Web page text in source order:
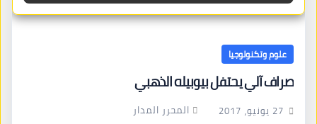
علوم وتكنولوجيا
صراف آلي يحتفل بيوبيله الذهبي
27 يونيو، 2017 المحرر المدار